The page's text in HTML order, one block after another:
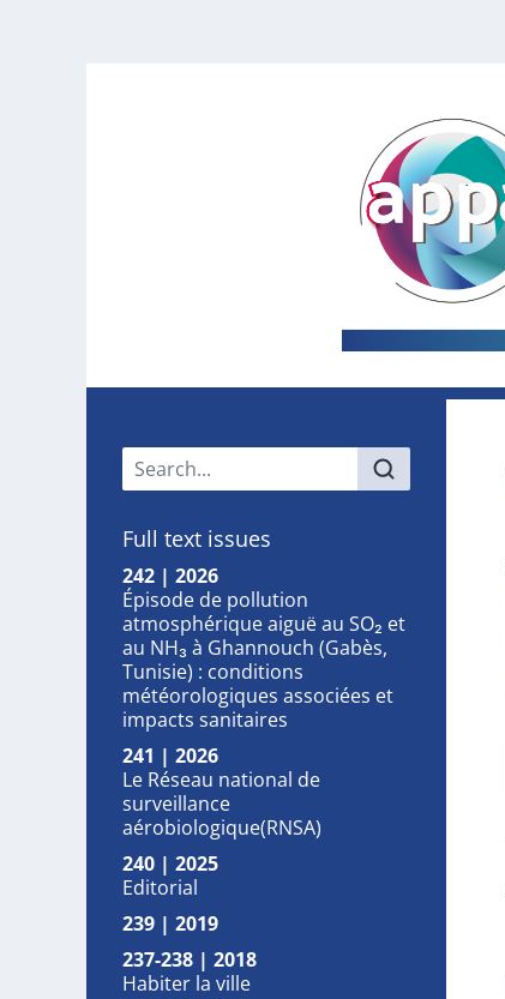
Main menu
Full text issues
242 | 2026
Épisode de pollution
atmosphérique aiguë au SO₂ et
au NH₃ à Ghannouch (Gabès,
Tunisie) : conditions
météorologiques associées et
impacts sanitaires
241 | 2026
Le Réseau national de
surveillance
aérobiologique(RNSA)
240 | 2025
Editorial
239 | 2019
237-238 | 2018
Habiter la ville